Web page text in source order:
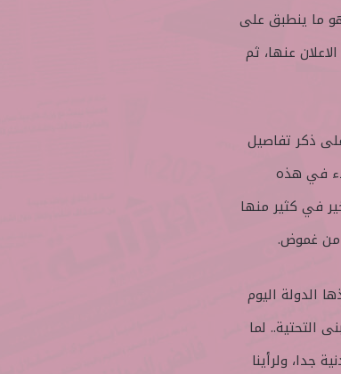
ما ينطبق على
عنها، ثم
ذكر تفاصيل
في هذه
في كثير منها
من غموض.
الدولة اليوم
التحتية.. لما
جدا، ولرأينا